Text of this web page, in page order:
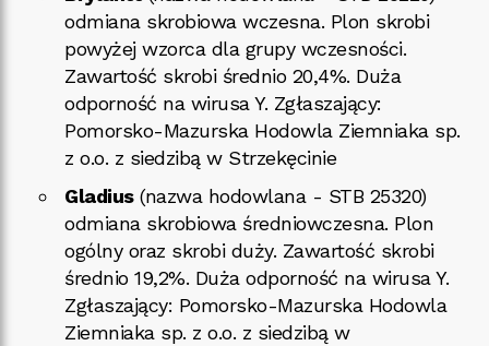
odmiana skrobiowa wczesna. Plon skrobi
powyżej wzorca dla grupy wczesności.
Zawartość skrobi średnio 20,4%. Duża
odporność na wirusa Y. Zgłaszający:
Pomorsko-Mazurska Hodowla Ziemniaka sp.
z o.o. z siedzibą w Strzekęcinie
Gladius(nazwa hodowlana - STB 25320)
odmiana skrobiowa średniowczesna. Plon
ogólny oraz skrobi duży. Zawartość skrobi
średnio 19,2%. Duża odporność na wirusa Y.
Zgłaszający: Pomorsko-Mazurska Hodowla
Ziemniaka sp. z o.o. z siedzibą w